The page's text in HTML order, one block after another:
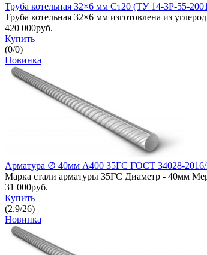
Труба котельная 32×6 мм Ст20 (ТУ 14-3Р-55-
Труба котельная 32×6 мм изготовлена из
420 000руб.
Купить
(0/0)
Новинка
Арматура ∅ 40мм A400 35ГС ГОСТ 34028-
Марка стали арматуры 35ГС Диаметр - 40мм
31 000руб.
Купить
(2.9/26)
Новинка